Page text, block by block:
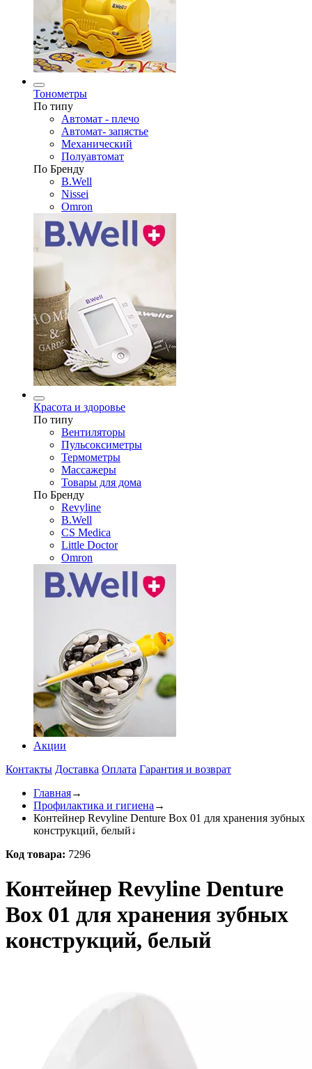
Тонометры
По типу
Автомат - плечо
Автомат- запястье
Механический
Полуавтомат
По Бренду
B.Well
Nissei
Omron
Красота и здоровье
По типу
Вентиляторы
Пульсоксиметры
Термометры
Массажеры
Товары для дома
По Бренду
Revyline
B.Well
CS Medica
Little Doctor
Omron
Акции
Контакты Доставка Оплата Гарантия и возврат
Главная→
Профилактика и гигиена →
Контейнер Revyline Denture Box 01 для хранения зубных
конструкций, белый↓
Код товара: 7296
Контейнер Revyline Denture
Box 01 для хранения зубных
конструкций, белый